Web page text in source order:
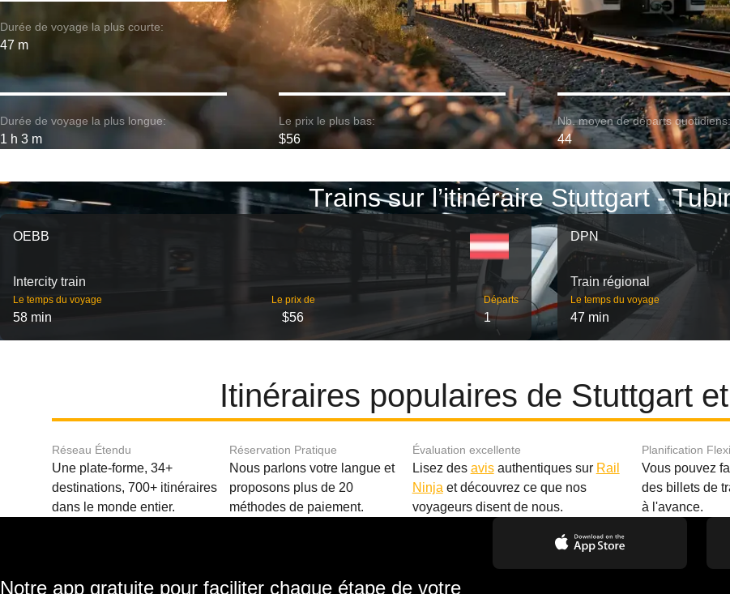
Durée de voyage la plus courte:
47 m
Durée de voyage la plus longue:
1 h 3 m
Le prix le plus bas:
$56
Nb. moyen de départs quotidiens:
44
Trains sur l’itinéraire Stuttgart -
OEBB
Intercity train
Le temps du voyage
58 min
Le prix de
$56
Départs
1
DPN
Train régional
Le temps du voyage
47 min
Itinéraires populaires de Stuttgart
Réseau Étendu
Une plate-forme, 34+
destinations, 700+ itinéraires
dans le monde entier.
Réservation Pratique
Nous parlons votre langue et
proposons plus de 20
méthodes de paiement.
Évaluation excellente
Lisez des avisauthentiques sur Rail
Ninja et découvrez ce que nos
voyageurs disent de nous.
Planification
Vous pouvez
des billets de
à l'avance.
Notre app gratuite pour faciliter chaque étape de votre